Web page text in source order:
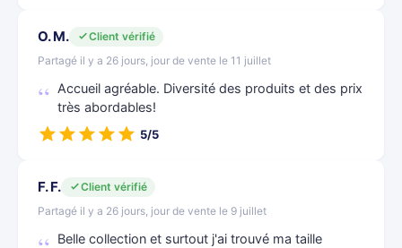
O. M.
Client vérifié
Partagé il y a 26 jours, jour de vente le 11 juillet
Accueil agréable. Diversité des produits et des prix
très abordables!
5/5
F. F.
Client vérifié
Partagé il y a 26 jours, jour de vente le 9 juillet
Belle collection et surtout j'ai trouvé ma taille